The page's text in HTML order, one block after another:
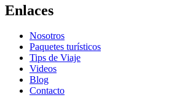
Enlaces
Nosotros
Paquetes turísticos
Tips de Viaje
Videos
Blog
Contacto